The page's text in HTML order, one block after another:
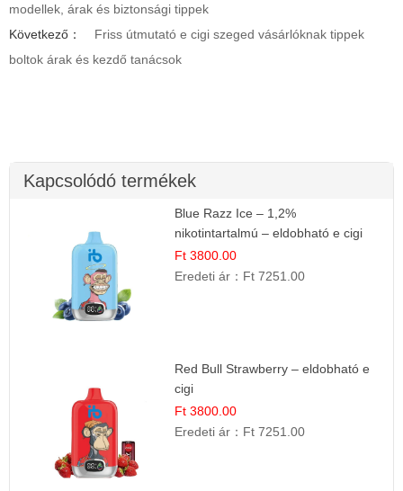
modellek, árak és biztonsági tippek
Következő：
Friss útmutató e cigi szeged vásárlóknak tippek
boltok árak és kezdő tanácsok
Kapcsolódó termékek
Blue Razz Ice – 1,2%
nikotintartalmú – eldobható e cigi
Ft 3800.00
Eredeti ár： Ft 7251.00
Red Bull Strawberry – eldobható e
cigi
Ft 3800.00
Eredeti ár： Ft 7251.00